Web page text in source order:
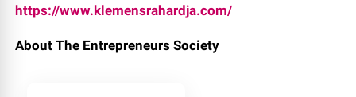
https://www.klemensrahardja.com/
About The Entrepreneurs Society